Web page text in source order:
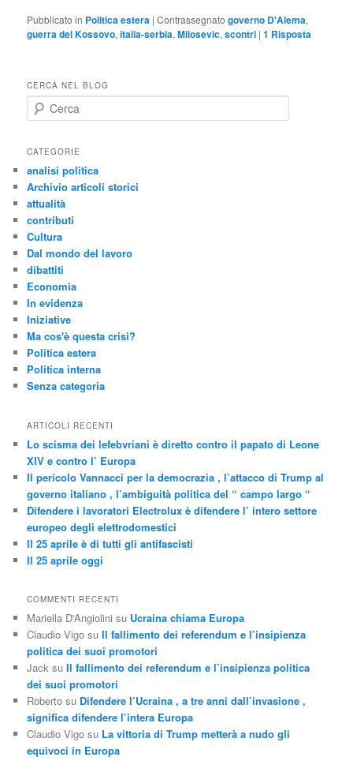
Pubblicato in Politica estera |Contrassegnato governo D'Alema,
guerra del Kossovo,italia-serbia,Milosevic,scontri |1 Risposta
CERCA NEL BLOG
e
c
CATEGORIE
analisi politica
Archivio articoli storici
attualità
contributi
Cultura
Dal mondo del lavoro
dibattiti
Economia
In evidenza
Iniziative
Ma cos'è questa crisi?
Politica estera
Politica interna
Senza categoria
ARTICOLI RECENTI
Lo scisma dei lefebvriani è diretto contro il papato di Leone
XIV e contro l’ Europa
Il pericolo Vannacci per la democrazia , l’attacco di Trump al
governo italiano , l’ambiguità politica del “ campo largo “
Difendere i lavoratori Electrolux è difendere l’ intero settore
europeo degli elettrodomestici
Il 25 aprile è di tutti gli antifascisti
Il 25 aprile oggi
COMMENTI RECENTI
Mariella D'Angiolini su Ucraina chiama Europa
Claudio Vigo suIl fallimento dei referendum e l’insipienza
politica dei suoi promotori
Jack suIl fallimento dei referendum e l’insipienza politica
dei suoi promotori
Roberto su Difendere l’Ucraina , a tre anni dall’invasione ,
significa difendere l’intera Europa
Claudio Vigo su La vittoria di Trump metterà a nudo gli
equivoci in Europa